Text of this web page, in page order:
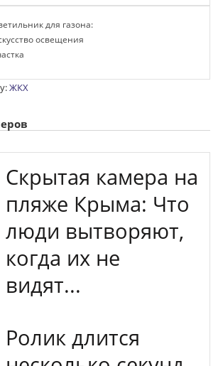
для газона:
освещения
ЖКХ
Скрытая камера на
пляже Крыма: Что
люди вытворяют,
когда их не
видят...
Ролик длится